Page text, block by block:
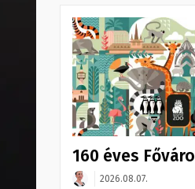
160 éves
2026.08.07.